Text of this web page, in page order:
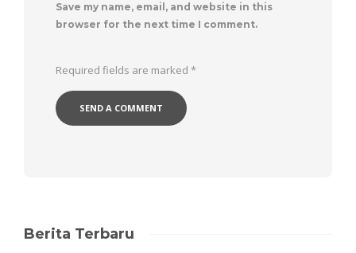
Save my name, email, and website in this
browser for the next time I comment.
Required fields are marked *
Berita Terbaru